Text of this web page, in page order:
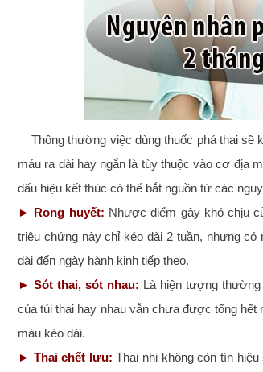
Thông thường việc dùng thuốc phá thai
máu ra dài hay ngắn là tùy thuộc vào cơ địa
dấu hiệu kết thúc có thể bắt nguồn từ các
► Rong huyết: Nhược điểm gây khó chịu
triệu chứng này chỉ kéo dài 2 tuần, nhưng
dài đến ngày hành kinh tiếp theo.
►Sót thai, sót nhau: Là hiện tượng
của túi thai hay nhau vẫn chưa được tống
máu kéo dài.
► Thai chết lưu:Thai nhi không còn tín